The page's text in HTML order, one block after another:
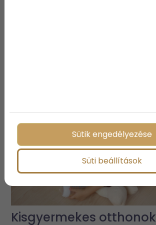
Kisgyermekes otthonok
Sütik engedélyezése
Süti beállítások